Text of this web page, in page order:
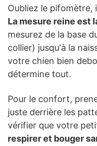
Oubliez le
La mesure reine est
mesurez de la base
collier) jusqu'à la
votre chien bien
détermine tout.
Pour le confort,
juste derrière les
vérifier que votre
respirer et bouger